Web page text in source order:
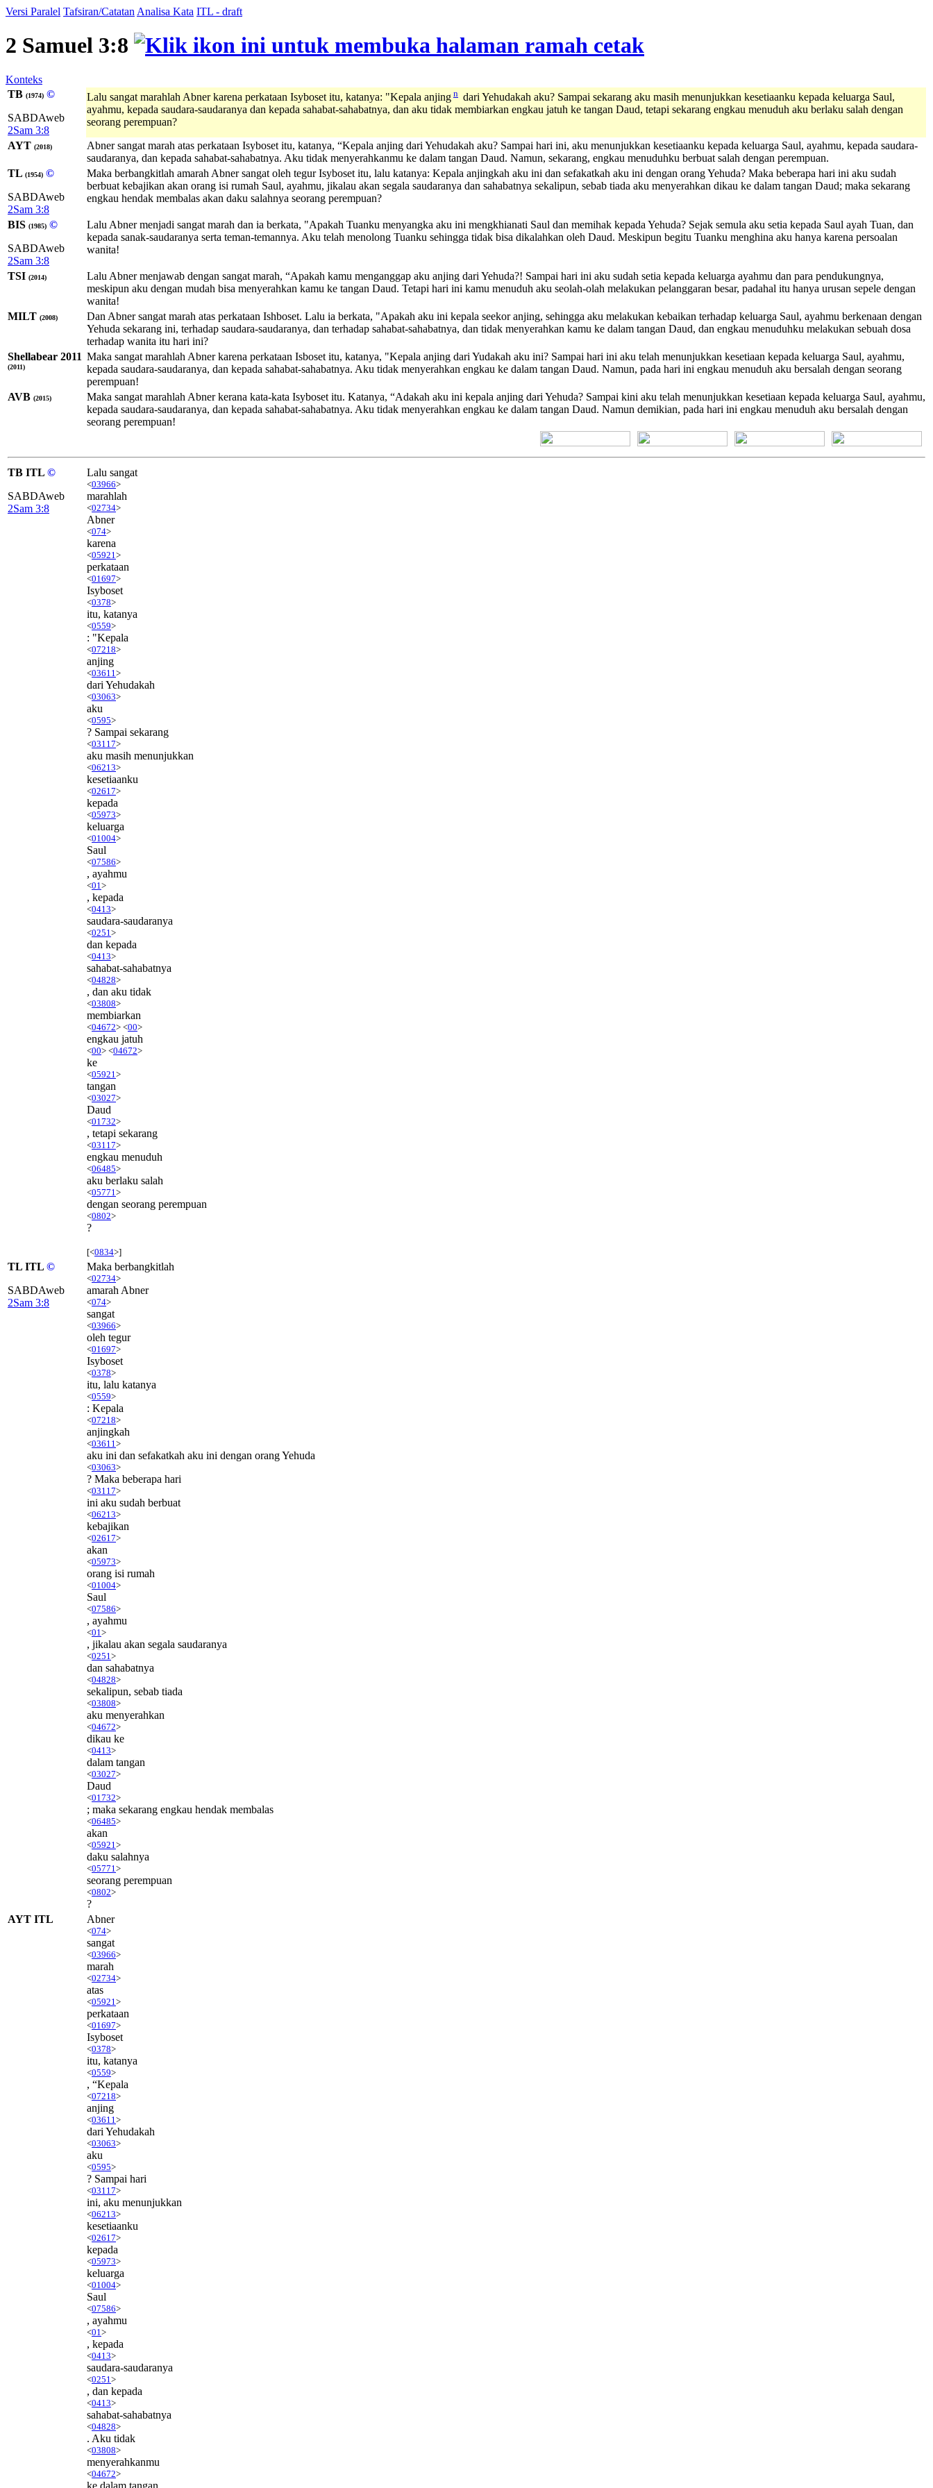
Versi Paralel Tafsiran/Catatan Analisa Kata ITL - draft
2 Samuel 3:8
Konteks
TB (1974) ©
SABDAweb
2Sam 3:8
Lalu sangat marahlah Abner karena perkataan Isyboset itu, katanya: "Kepala anjing n dari Yehudakah aku? Sampai sekarang aku masih menunjukkan kesetiaanku kepada keluarga Saul,
ayahmu, kepada saudara-saudaranya dan kepada sahabat-sahabatnya, dan aku tidak membiarkan engkau jatuh ke tangan Daud, tetapi sekarang engkau menuduh aku berlaku salah dengan
seorang perempuan?
AYT (2018)
Abner sangat marah atas perkataan Isyboset itu, katanya, “Kepala anjing dari Yehudakah aku? Sampai hari ini, aku menunjukkan kesetiaanku kepada keluarga Saul, ayahmu, kepada saudara-
saudaranya, dan kepada sahabat-sahabatnya. Aku tidak menyerahkanmu ke dalam tangan Daud. Namun, sekarang, engkau menuduhku berbuat salah dengan perempuan.
TL (1954) ©
SABDAweb
2Sam 3:8
Maka berbangkitlah amarah Abner sangat oleh tegur Isyboset itu, lalu katanya: Kepala anjingkah aku ini dan sefakatkah aku ini dengan orang Yehuda? Maka beberapa hari ini aku sudah
berbuat kebajikan akan orang isi rumah Saul, ayahmu, jikalau akan segala saudaranya dan sahabatnya sekalipun, sebab tiada aku menyerahkan dikau ke dalam tangan Daud; maka sekarang
engkau hendak membalas akan daku salahnya seorang perempuan?
BIS (1985) ©
SABDAweb
2Sam 3:8
Lalu Abner menjadi sangat marah dan ia berkata, "Apakah Tuanku menyangka aku ini mengkhianati Saul dan memihak kepada Yehuda? Sejak semula aku setia kepada Saul ayah Tuan, dan
kepada sanak-saudaranya serta teman-temannya. Aku telah menolong Tuanku sehingga tidak bisa dikalahkan oleh Daud. Meskipun begitu Tuanku menghina aku hanya karena persoalan
wanita!
TSI (2014)
Lalu Abner menjawab dengan sangat marah, “Apakah kamu menganggap aku anjing dari Yehuda?! Sampai hari ini aku sudah setia kepada keluarga ayahmu dan para pendukungnya,
meskipun aku dengan mudah bisa menyerahkan kamu ke tangan Daud. Tetapi hari ini kamu menuduh aku seolah-olah melakukan pelanggaran besar, padahal itu hanya urusan sepele dengan
wanita!
MILT (2008)
Dan Abner sangat marah atas perkataan Ishboset. Lalu ia berkata, "Apakah aku ini kepala seekor anjing, sehingga aku melakukan kebaikan terhadap keluarga Saul, ayahmu berkenaan dengan
Yehuda sekarang ini, terhadap saudara-saudaranya, dan terhadap sahabat-sahabatnya, dan tidak menyerahkan kamu ke dalam tangan Daud, dan engkau menuduhku melakukan sebuah dosa
terhadap wanita itu hari ini?
Shellabear 2011
(2011)
Maka sangat marahlah Abner karena perkataan Isboset itu, katanya, "Kepala anjing dari Yudakah aku ini? Sampai hari ini aku telah menunjukkan kesetiaan kepada keluarga Saul, ayahmu,
kepada saudara-saudaranya, dan kepada sahabat-sahabatnya. Aku tidak menyerahkan engkau ke dalam tangan Daud. Namun, pada hari ini engkau menuduh aku bersalah dengan seorang
perempuan!
AVB (2015)
Maka sangat marahlah Abner kerana kata-kata Isyboset itu. Katanya, “Adakah aku ini kepala anjing dari Yehuda? Sampai kini aku telah menunjukkan kesetiaan kepada keluarga Saul, ayahmu,
kepada saudara-saudaranya, dan kepada sahabat-sahabatnya. Aku tidak menyerahkan engkau ke dalam tangan Daud. Namun demikian, pada hari ini engkau menuduh aku bersalah dengan
seorang perempuan!
TB ITL ©
SABDAweb
2Sam 3:8
Lalu sangat
<03966>
marahlah
<02734>
Abner
<074>
karena
<05921 >
perkataan
<01697>
Isyboset
<0378>
itu, katanya
<0559>
: "Kepala
<07218>
anjing
<03611 >
dari Yehudakah
<03063>
aku
<0595>
? Sampai sekarang
<03117>
aku masih menunjukkan
<06213>
kesetiaanku
<02617>
kepada
<05973>
keluarga
<01004>
Saul
<07586>
, ayahmu
<01 >
, kepada
<0413>
saudara-saudaranya
<0251 >
dan kepada
<0413>
sahabat-sahabatnya
<04828>
, dan aku tidak
<03808>
membiarkan
<04672> <00>
engkau jatuh
<00> <04672>
ke
<05921 >
tangan
<03027>
Daud
<01732>
, tetapi sekarang
<03117>
engkau menuduh
<06485>
aku berlaku salah
<05771 >
dengan seorang perempuan
<0802>
?
[<0834>]
TL ITL ©
SABDAweb
2Sam 3:8
Maka berbangkitlah
<02734>
amarah Abner
<074>
sangat
<03966>
oleh tegur
<01697>
Isyboset
<0378>
itu, lalu katanya
<0559>
: Kepala
<07218>
anjingkah
<03611 >
aku ini dan sefakatkah aku ini dengan orang Yehuda
<03063>
? Maka beberapa hari
<03117>
ini aku sudah berbuat
<06213>
kebajikan
<02617>
akan
<05973>
orang isi rumah
<01004>
Saul
<07586>
, ayahmu
<01 >
, jikalau akan segala saudaranya
<0251 >
dan sahabatnya
<04828>
sekalipun, sebab tiada
<03808>
aku menyerahkan
<04672>
dikau ke
<0413>
dalam tangan
<03027>
Daud
<01732>
; maka sekarang engkau hendak membalas
<06485>
akan
<05921 >
daku salahnya
<05771 >
seorang perempuan
<0802>
?
AYT ITL
Abner
<074>
sangat
<03966>
marah
<02734>
atas
<05921 >
perkataan
<01697>
Isyboset
<0378>
itu, katanya
<0559>
, “Kepala
<07218>
anjing
<03611 >
dari Yehudakah
<03063>
aku
<0595>
? Sampai hari
<03117>
ini, aku menunjukkan
<06213>
kesetiaanku
<02617>
kepada
<05973>
keluarga
<01004>
Saul
<07586>
, ayahmu
<01 >
, kepada
<0413>
saudara-saudaranya
<0251 >
, dan kepada
<0413>
sahabat-sahabatnya
<04828>
. Aku tidak
<03808>
menyerahkanmu
<04672>
ke dalam tangan